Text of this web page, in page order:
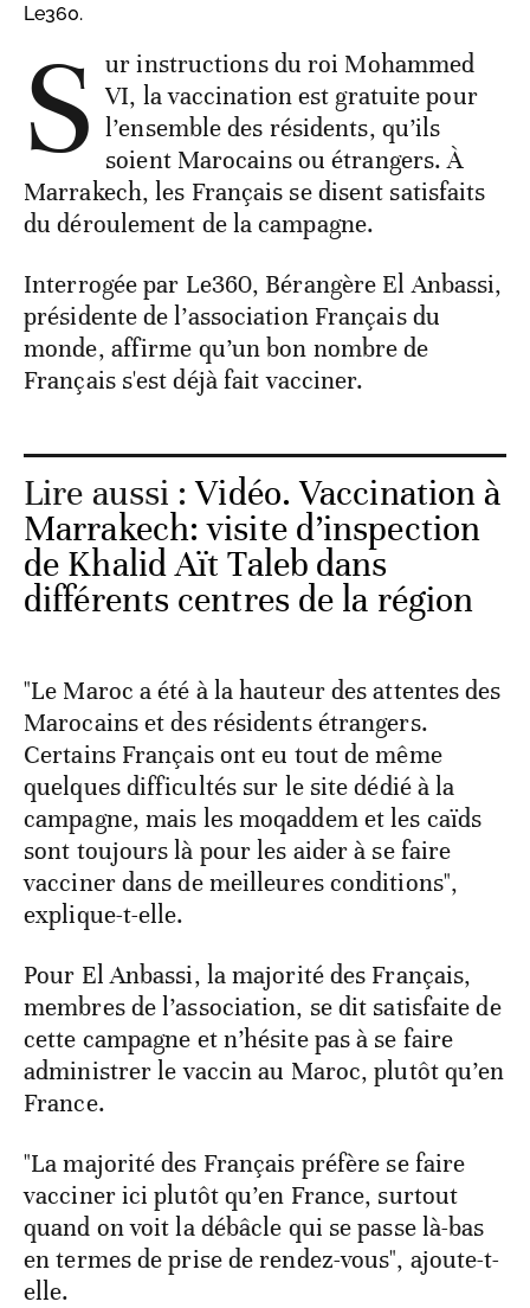
Le360.
S ur instructions du roi Mohammed
VI, la vaccination est gratuite pour
l’ensemble des résidents, qu’ils
soient Marocains ou étrangers. À
Marrakech, les Français se disent satisfaits
du déroulement de la campagne.
Interrogée par Le360, Bérangère El Anbassi,
présidente de l’association Français du
monde, affirme qu’un bon nombre de
Français s'est déjà fait vacciner.
Lire aussi :Vidéo. Vaccination à
Marrakech: visite d’inspection
de Khalid Aït Taleb dans
différents centres de la région
"Le Maroc a été à la hauteur des attentes des
Marocains et des résidents étrangers.
Certains Français ont eu tout de même
quelques difficultés sur le site dédié à la
campagne, mais les moqaddem et les caïds
sont toujours là pour les aider à se faire
vacciner dans de meilleures conditions",
explique-t-elle.
Pour El Anbassi, la majorité des Français,
membres de l’association, se dit satisfaite de
cette campagne et n’hésite pas à se faire
administrer le vaccin au Maroc, plutôt qu’en
France.
"La majorité des Français préfère se faire
vacciner ici plutôt qu’en France, surtout
quand on voit la débâcle qui se passe là-bas
en termes de prise de rendez-vous", ajoute-t-
elle.